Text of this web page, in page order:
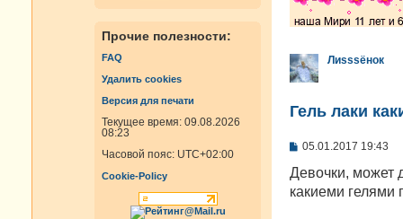
Прочие полезности:
FAQ
Удалить cookies
Версия для печати
Текущее время: 09.08.2026
08:23
Часовой пояс: UTC+02:00
Cookie-Policy
Лиsssёнок
Гель лаки
С
о
б
щ
05.01.2017 19:43
Девочки, может
какиеми гелями